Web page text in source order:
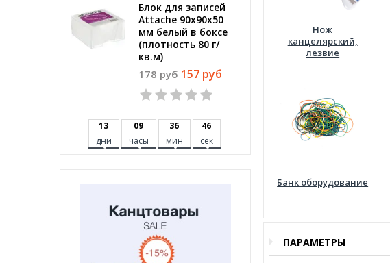
Блок для записей
Attache 90x90x50
мм белый в боксе
(плотность 80 г/
кв.м)
178 руб 157 руб
13
дни
09
часы
36
мин
45
сек
Нож
канцелярский,
лезвие
Банк оборудование
ПАРАМЕТРЫ